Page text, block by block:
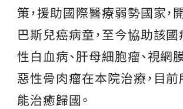
策，援助國際醫療弱勢國家，
巴斯兒癌病童，至今協助該
性白血病、肝母細胞瘤、視網
惡性骨肉瘤在本院治療，目
能治癒歸國。